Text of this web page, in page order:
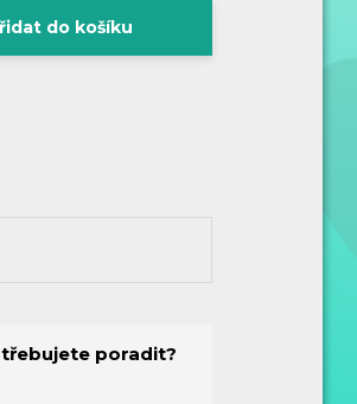
do košíku
poradit?